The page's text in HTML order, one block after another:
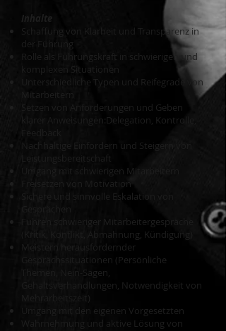
Inhalte
Schaffung von Klarheit und Transparenz in
der Führung
Rolle als Führungskraft in schwierigen und
komplexen Situationen
Unterschiedliche Typen und Reifegrade von
Mitarbeitern
Setzen von Anforderungen und Geben
klarer Anweisungen:Delegation, Kontrolle,
Nachhaltige Einfordern und Steigern von
Leistungsbereitschaft
Umgang mit schwierigen Mitarbeitern
Freisetzen von Motivation
Sichere und sinnvolle Eskalation von
Führen schwieriger Mitarbeitergespräche
(Kritik, Konflikt, Abmahnung, Kündigung)
Meistern herausfordernder
Gesprächssituationen (Persönliche
Themen, Nein-Sagen,
Gehaltsverhandlungen, Notwendigkeit von
Mehrarbeitszeit)
Umgang mit den eigenen Vorgesetzten
Wahrnehmung und aktive Lösung von